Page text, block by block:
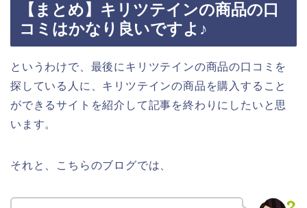
【まとめ】キリツテインの商品の口
コミはかなり良いですよ♪
というわけで、最後にキリツテインの商品の口コミを
探している人に、キリツテインの商品を購入すること
ができるサイトを紹介して記事を終わりにしたいと思
います。
それと、こちらのブログでは、